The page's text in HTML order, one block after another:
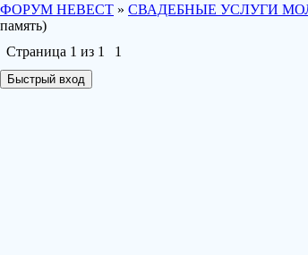
ФОРУМ НЕВЕСТ » СВАДЕБНЫЕ УСЛУГИ
память)
Страница 1 из 1
1